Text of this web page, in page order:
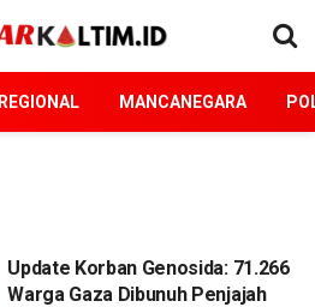
REGIONAL MANCANEGARA
Update Korban Genosida: 71.266
Warga Gaza Dibunuh Penjajah